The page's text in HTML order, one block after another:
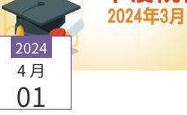
2024
4 月
01